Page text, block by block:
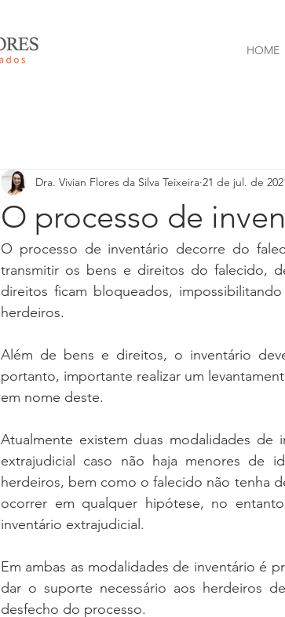
HOME
O processo de
Dra. Vivian Flores da Silva Teixeira 21 de jul. de
O processo de inventário decorre do
transmitir os bens e direitos do falecido,
direitos ficam bloqueados,
herdeiros.
Além de bens e direitos, o inventário
portanto, importante realizar um
em nome deste.
Atualmente existem duas modalidades de
extrajudicial caso não haja menores de
herdeiros, bem como o falecido não tenha
ocorrer em qualquer hipótese, no
inventário extrajudicial.
Em ambas as modalidades de inventário é
dar o suporte necessário aos herdeiros
desfecho do processo.